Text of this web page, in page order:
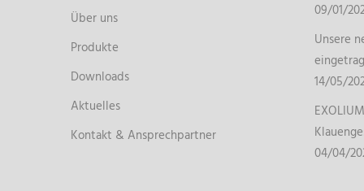
Über uns
Produkte
Downloads
Aktuelles
Kontakt & Ansprechpartner
09/01/
Unsere
14/05/
04/04/